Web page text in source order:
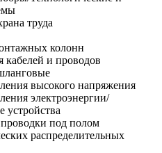
труда
колонн
кабелей и проводов
высокого напряжения
электроэнергии/
устройства
под полом
распределительных